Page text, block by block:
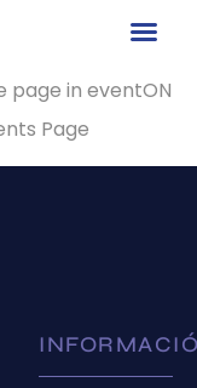
page in eventON
Page